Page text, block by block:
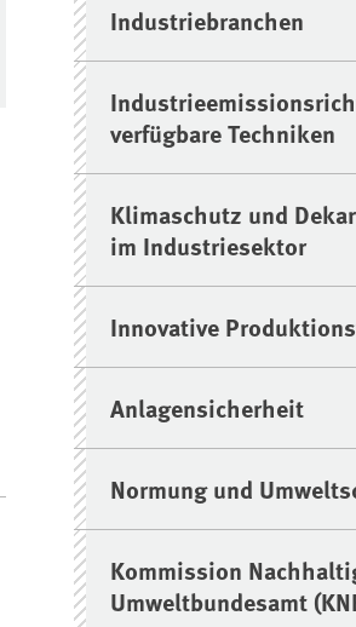
Industriebranchen
verfügbare Techniken
Klimaschutz und
im Industriesektor
Innovative
Anlagensicherheit
Normung und
Kommission
Umweltbundesamt